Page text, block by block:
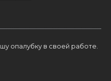
опалубку в своей работе.